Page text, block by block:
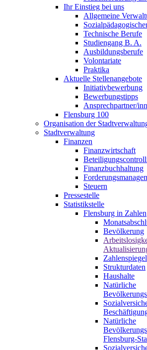
Ihr Einstieg bei uns
Allgemeine
Technische Berufe
Studiengang B. A.
Ausbildungsberufe
Volontariate
Praktika
Aktuelle Stellenangebote
Initiativbewerbung
Bewerbungstipps
Ansprechpartner/
Flensburg 100
Organisation der
Stadtverwaltung
Finanzen
Finanzwirtschaft
Finanzbuchhaltung
Steuern
Pressestelle
Statistikstelle
Flensburg in Zahlen
Bevölkerung
Zahlenspiegel
Strukturdaten
Haushalte
Natürliche
Natürliche
Flensburg-